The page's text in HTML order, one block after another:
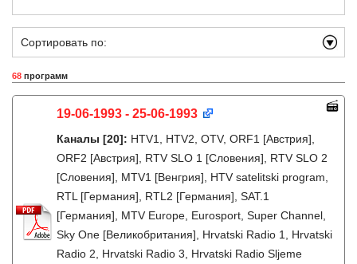
Сортировать по:
68 программ
19-06-1993 - 25-06-1993
Каналы [20]: HTV1, HTV2, OTV, ORF1 [Австрия],
ORF2 [Австрия], RTV SLO 1 [Словения], RTV SLO 2
[Словения], MTV1 [Венгрия], HTV satelitski program,
RTL [Германия], RTL2 [Германия], SAT.1
[Германия], MTV Europe, Eurosport, Super Channel,
Sky One [Великобритания], Hrvatski Radio 1, Hrvatski
Radio 2, Hrvatski Radio 3, Hrvatski Radio Sljeme